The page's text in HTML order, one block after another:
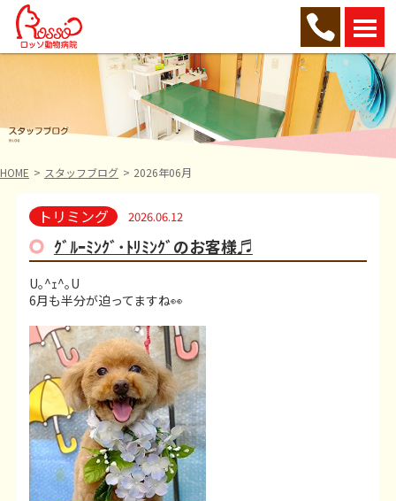
HOME スタッフブログ 2026年06月
トリミング 2026.06.12
ｸﾞﾙｰﾐﾝｸﾞ･ﾄﾘﾐﾝｸﾞのお客様♬
U｡^ｪ^｡U
6月も半分が迫ってますね👀